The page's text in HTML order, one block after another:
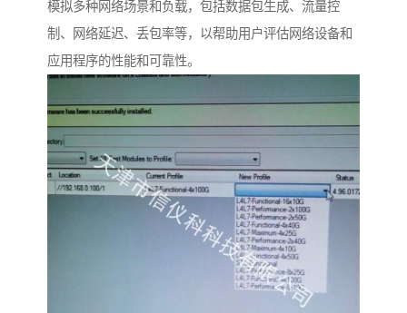
模拟多种网络场景和负载，包括数据包生成、流量控
制、网络延迟、丢包率等，以帮助用户评估网络设备和
应用程序的性能和可靠性。